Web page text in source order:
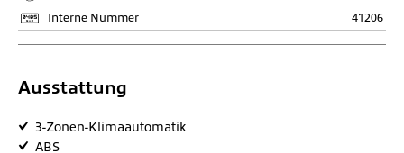
Interne Nummer
41206
Ausstattung
3-Zonen-Klimaautomatik
ABS